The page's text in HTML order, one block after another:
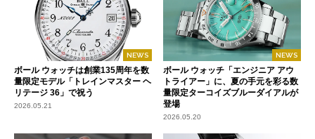
NEWS
ボール ウォッチは創業135周年を数
量限定モデル「トレインマスター ヘ
リテージ 36」で祝う
2026.05.21
NEWS
ボール ウォッチ「エンジニア アウ
トライアー」に、夏の手元を彩る数
量限定ターコイズブルーダイアルが
登場
2026.05.20